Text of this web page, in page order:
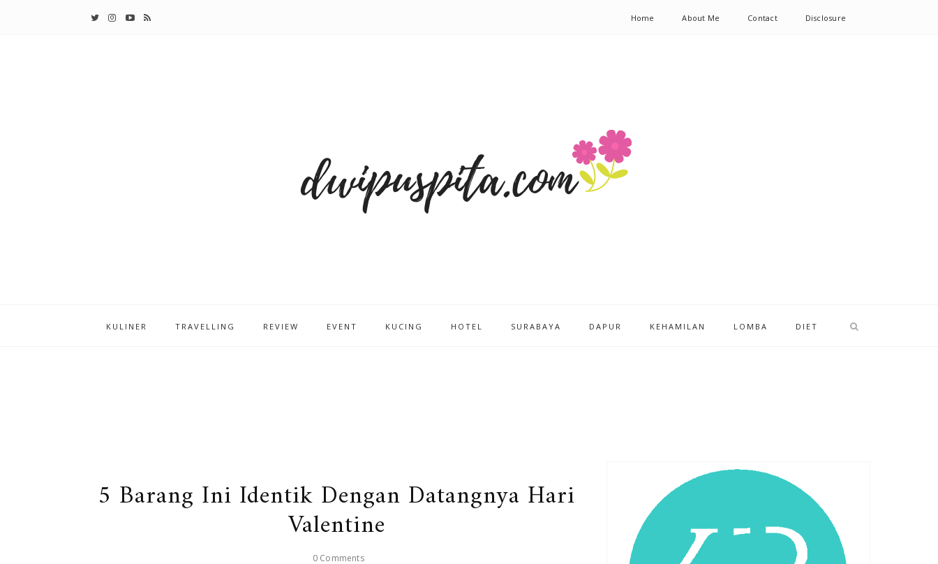
Home About Me Contact Disclosure
KULINER TRAVELLING REVIEW EVENT KUCING HOTEL SURABAYA DAPUR KEHAMILAN LOMBA DIET
5 Barang Ini Identik Dengan Datangnya Hari
Valentine
0 Comments